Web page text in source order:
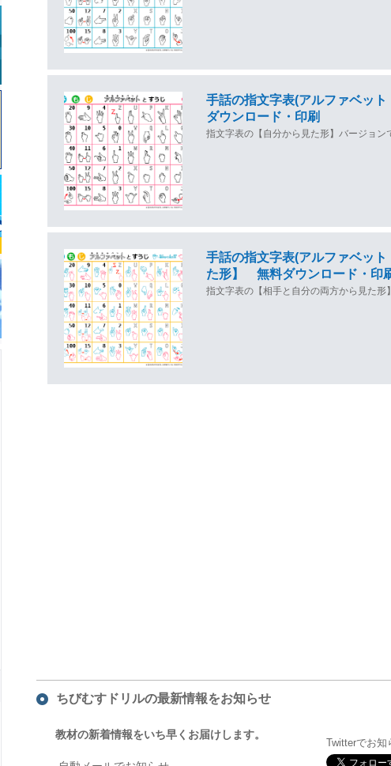
手話の指文字表(アルファベッ
ダウンロード・印刷
指文字表の【自分から見た形】バージョン
手話の指文字表(アルファベッ
た形】 無料ダウンロード・印
指文字表の【相手と自分の両方から見た形
ちびむすドリルの最新情報をお知らせ
教材の新着情報をいち早くお届けします。
Twitterでお知